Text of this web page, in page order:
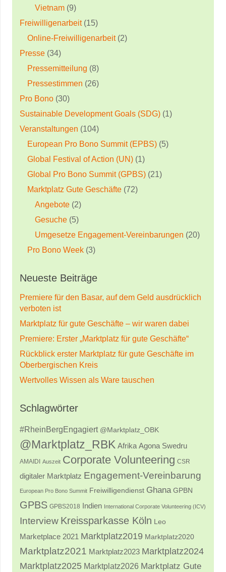
Vietnam (9)
Freiwilligenarbeit(15)
Online-Freiwilligenarbeit(2)
Presse (34)
Pressemitteilung (8)
Pressestimmen (26)
Pro Bono (30)
Sustainable Development Goals (SDG) (1)
Veranstaltungen (104)
European Pro Bono Summit (EPBS) (5)
Global Festival of Action (UN) (1)
Global Pro Bono Summit (GPBS) (21)
Marktplatz Gute Geschäfte (72)
Angebote (2)
Gesuche (5)
Umgesetze Engagement-Vereinbarungen (20)
Pro Bono Week (3)
Neueste Beiträge
Premiere für den Basar, auf dem Geld ausdrücklich
verboten ist
Marktplatz für gute Geschäfte – wir waren dabei
Premiere: Erster „Marktplatz für gute Geschäfte“
Rückblick erster Marktplatz für gute Geschäfte im
Oberbergischen Kreis
Wertvolles Wissen als Ware tauschen
Schlagwörter
#RheinBergEngagiert @Marktplatz_OBK
@Marktplatz_RBK Afrika Agona Swedru
AMAIDI Auszeit Corporate Volunteering CSR
digitaler Marktplatz Engagement-Vereinbarung
European Pro Bono Summit Freiwilligendienst Ghana GPBN
GPBS GPBS2018 Indien International Corporate Volunteering (ICV)
Interview Kreissparkasse Köln Leo
Marketplace 2021 Marktplatz2019 Marktplatz2020
Marktplatz2021 Marktplatz2023 Marktplatz2024
Marktplatz2025 Marktplatz2026 Marktplatz Gute